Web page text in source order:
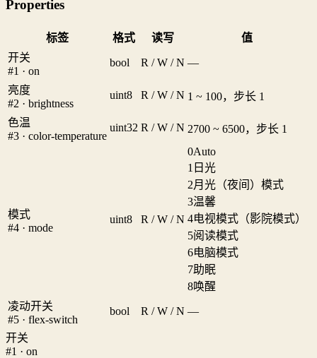
Properties
标签 格式 读写
值
开关
#1 · on
bool R / W / N —
亮度
#2 · brightness
uint8 R / W / N 1 ~ 100，步长 1
色温
#3 · color-temperature
uint32 R / W / N 2700 ~ 6500，步长 1
模式
#4 · mode
uint8 R / W / N
0Auto
1 日光
2月光（夜间）模式
3温馨
4电视模式（影院模式）
5阅读模式
6电脑模式
7助眠
8唤醒
凌动开关
#5 · flex-switch
bool R / W / N —
开关
#1 · on